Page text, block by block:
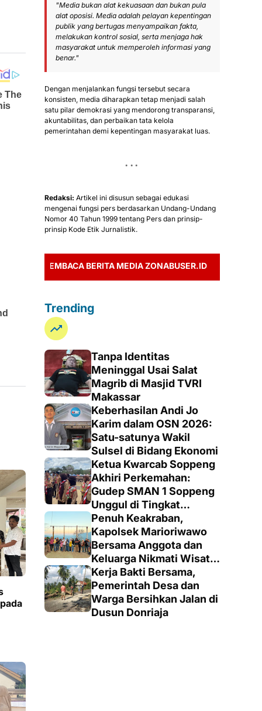
"Media bukan alat kekuasaan dan bukan pula
alat oposisi. Media adalah pelayan kepentingan
publik yang bertugas menyampaikan fakta,
melakukan kontrol sosial, serta menjaga hak
masyarakat untuk memperoleh informasi yang
benar."
Dengan menjalankan fungsi tersebut secara
konsisten, media diharapkan tetap menjadi salah
satu pilar demokrasi yang mendorong transparansi,
akuntabilitas, dan perbaikan tata kelola
pemerintahan demi kepentingan masyarakat luas.
Redaksi: Artikel ini disusun sebagai edukasi
mengenai fungsi pers berdasarkan Undang-Undang
Nomor 40 Tahun 1999 tentang Pers dan prinsip-
prinsip Kode Etik Jurnalistik.
BERITA MEDIA ZONABUSER.ID
Trending
Tanpa Identitas
Meninggal Usai Salat
Magrib di Masjid TVRI
Makassar
Keberhasilan Andi Jo
Karim dalam OSN 2026:
Satu-satunya Wakil
Sulsel di Bidang Ekonomi
Ketua Kwarcab Soppeng
Akhiri Perkemahan:
Gudep SMAN 1 Soppeng
Unggul di Tingkat
Penegak
Penuh Keakraban,
Kapolsek Marioriwawo
Bersama Anggota dan
Keluarga Nikmati Wisata
Alam
Kerja Bakti Bersama,
Pemerintah Desa dan
Warga Bersihkan Jalan di
Dusun Donriaja